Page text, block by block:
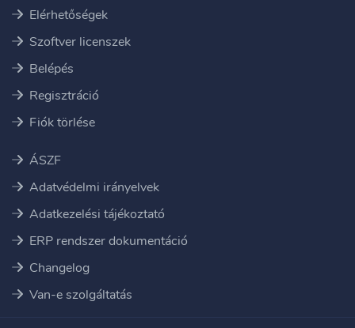
Elérhetőségek
Szoftver licenszek
Belépés
Regisztráció
Fiók törlése
ÁSZF
Adatvédelmi irányelvek
Adatkezelési tájékoztató
ERP rendszer dokumentáció
Changelog
Van-e szolgáltatás